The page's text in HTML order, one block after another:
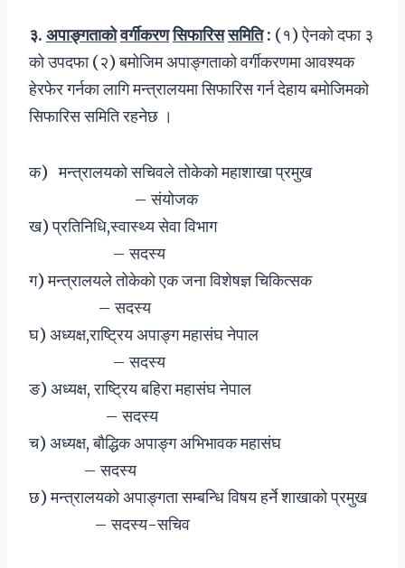
३. अपाङ्गताकोवर्गीकरणसिफारिससमिति : (१) ऐनको दफा ३
को उपदफा (२) बमोजिम अपाङ्गताको वर्गीकरणमा आवश्यक
हेरफेर गर्नका लागि मन्त्रालयमा सिफारिस गर्न देहाय बमोजिमको
सिफारिस समिति रहनेछ ।
क) मन्त्रालयको सचिवले तोकेको महाशाखा प्रमुख
– संयोजक
ख) प्रतिनिधि,स्वास्थ्य सेवा विभाग
– सदस्य
ग) मन्त्रालयले तोकेको एक जना विशेषज्ञ चिकित्सक
– सदस्य
घ) अध्यक्ष,राष्ट्रिय अपाङ्ग महासंघ नेपाल
– सदस्य
ङ) अध्यक्ष, राष्ट्रिय बहिरा महासंघ नेपाल
– सदस्य
च) अध्यक्ष, बौद्धिक अपाङ्ग अभिभावक महासंघ
– सदस्य
छ) मन्त्रालयको अपाङ्गता सम्बन्धि विषय हर्ने शाखाको प्रमुख
– सदस्य-सचिव